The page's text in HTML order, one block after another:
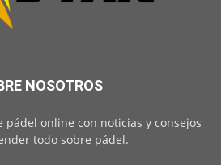
NOSOTROS
pádel online con noticias y consejos
todo sobre pádel.